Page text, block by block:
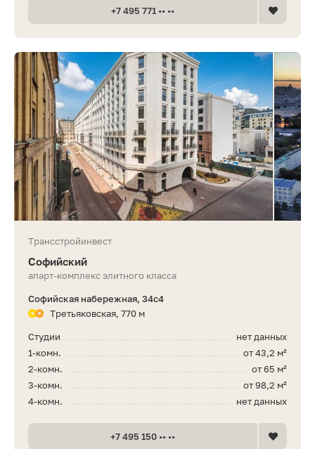
+7 495 771 •• ••
Трансстройинвест
Софийский
апарт-комплекс элитного класса
Софийская набережная, 34с4
Третьяковская, 770 м
нет данных
Студии
от 43,2 м²
1-комн.
от 65 м²
2-комн.
от 98,2 м²
3-комн.
нет данных
4-комн.
+7 495 150 •• ••